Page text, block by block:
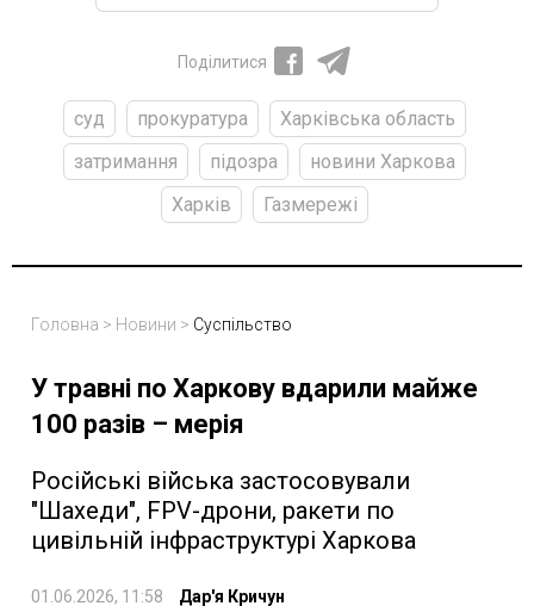
Поділитися
суд прокуратура
Харківська область
затримання
підозра
новини Харкова
Харків
Газмережі
Головна > Новини > Суспільство
У травні по Харкову вдарили майже
100 разів – мерія
Російські війська застосовували
"Шахеди", FPV-дрони, ракети по
цивільній інфраструктурі Харкова
01.06.2026, 11:58 Дар'я Кричун